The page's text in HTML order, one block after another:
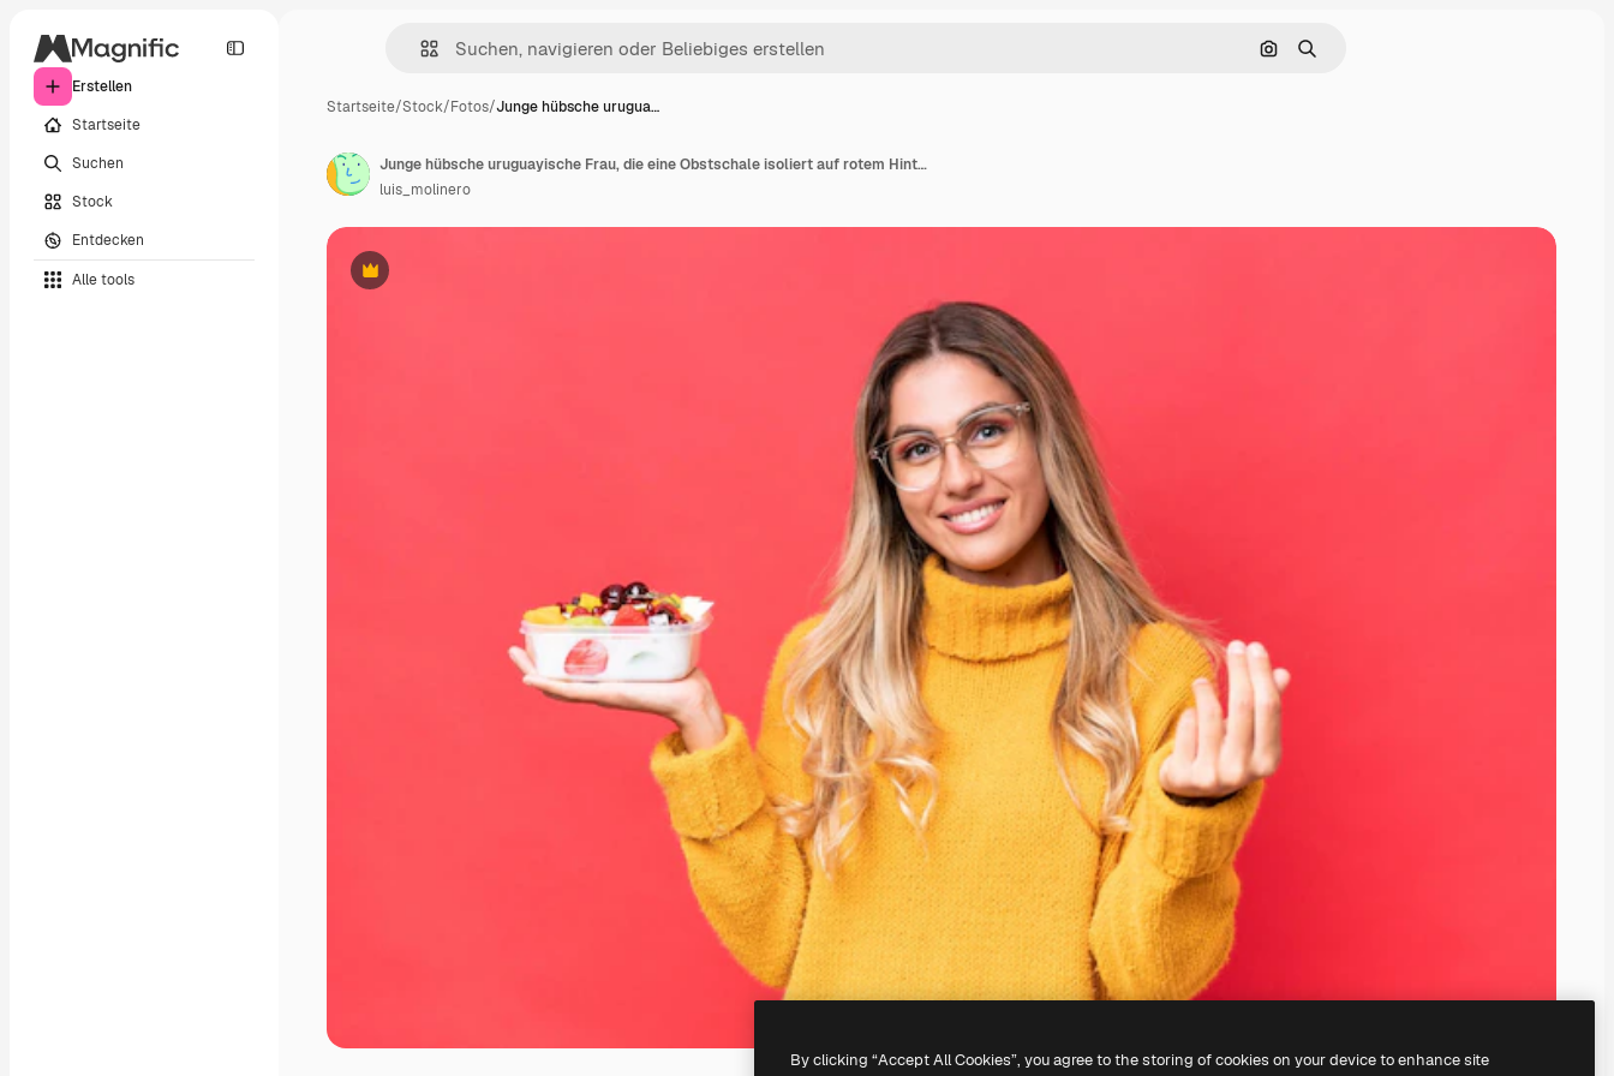
Erstellen
Startseite
Suchen
Stock
Entdecken
Alle tools
Nach Bild suchen
Suchen
Startseite/Stock/Fotos/Junge hübsche urugua…
Premium
Junge hübsche uruguayische Frau, die eine Obstschale isoliert auf rotem Hintergrund hält und Geld macht
luis_molinero
By clicking “Accept All Cookies”, you agree to the storing of cookies on your device to enhance site